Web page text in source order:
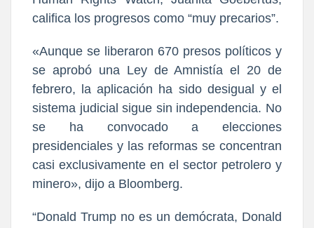
califica los progresos como “muy precarios”.
«Aunque se liberaron 670 presos políticos y
se aprobó una Ley de Amnistía el 20 de
febrero, la aplicación ha sido desigual y el
sistema judicial sigue sin independencia. No
se ha convocado a elecciones
presidenciales y las reformas se concentran
casi exclusivamente en el sector petrolero y
minero», dijo a Bloomberg.
“Donald Trump no es un demócrata, Donald